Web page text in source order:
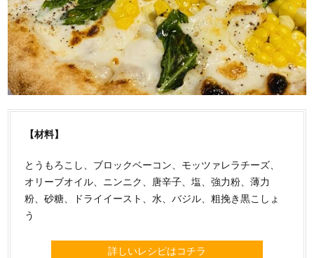
【材料】
とうもろこし、ブロックベーコン、モッツァレラチーズ、
オリーブオイル、ニンニク、唐辛子、塩、強力粉、薄力
粉、砂糖、ドライイースト、水、バジル、粗挽き黒こしょ
う
詳しいレシピはコチラ